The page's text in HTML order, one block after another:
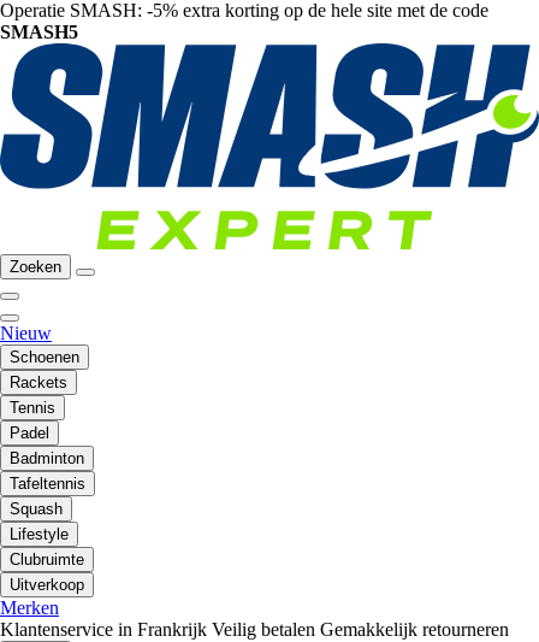
Operatie SMASH: -5% extra korting op de hele site met de code
SMASH5
Zoeken
Nieuw
Schoenen
Rackets
Tennis
Padel
Badminton
Tafeltennis
Squash
Lifestyle
Clubruimte
Uitverkoop
Merken
Klantenservice in Frankrijk Veilig betalen Gemakkelijk retourneren